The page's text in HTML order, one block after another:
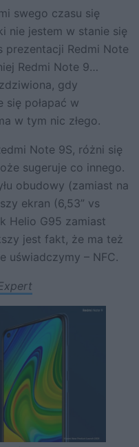
swego czasu się
nie jestem w stanie się
prezentacji Redmi Note
Redmi Note 9…
gdy
połapać w
w tym nic złego.
Note 9S, różni się
sugeruje co innego.
obudowy (zamiast na
ekran (6,53” vs
Helio G95 zamiast
jest fakt, że ma też
uświadczymy – NFC.